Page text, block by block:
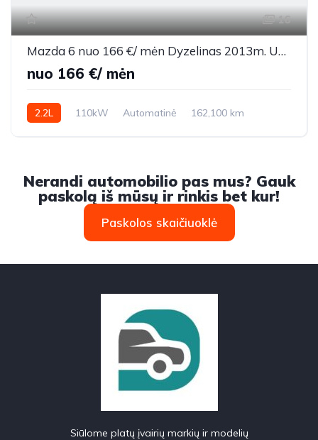
16
Mazda 6 nuo 166 €/ mėn Dyzelinas 2013m. Universalas Automatinė
nuo 166 €/ mėn
2.2L 110kW Automatinė
162,100 km
Nerandi automobilio pas mus? Gauk
paskolą iš mūsų ir rinkis bet kur!
Paskolos skaičiuoklė
Siūlome platų įvairių markių ir modelių